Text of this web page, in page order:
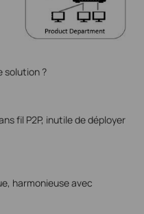
solution ?
fil P2P, inutile de déployer
harmonieuse avec